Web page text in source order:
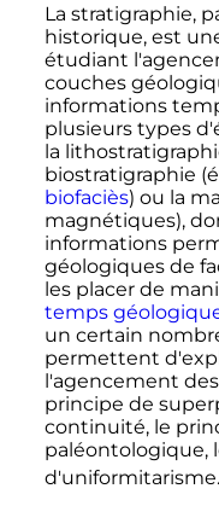
La stratigraphie,
historique, est
étudiant
couches
informations
plusieurs types
la
biostratigraphie
biofaciès) ou la
magnétiques),
informations
géologiques de
les placer de
temps
un certain
permettent
l'agencement
principe de
continuité, le
paléontologique,